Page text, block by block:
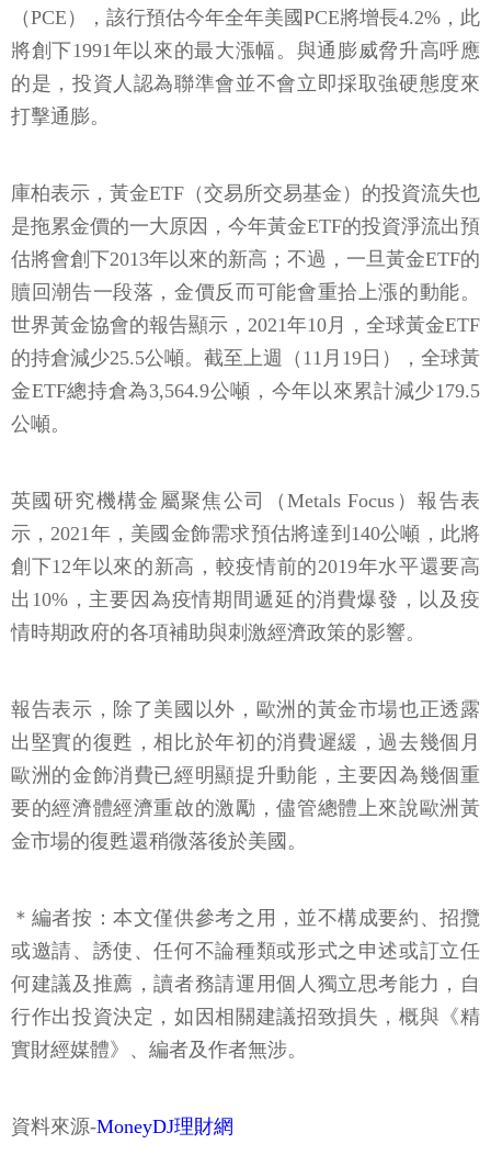
（PCE），該行預估今年全年美國PCE將增長4.2%，此
將創下1991年以來的最大漲幅。與通膨威脅升高呼應
的是，投資人認為聯準會並不會立即採取強硬態度來
打擊通膨。
庫柏表示，黃金ETF（交易所交易基金）的投資流失也
是拖累金價的一大原因，今年黃金ETF的投資淨流出預
估將會創下2013年以來的新高；不過，一旦黃金ETF的
贖回潮告一段落，金價反而可能會重拾上漲的動能。
世界黃金協會的報告顯示，2021年10月，全球黃金ETF
的持倉減少25.5公噸。截至上週（11月19日），全球黃
金ETF總持倉為3,564.9公噸，今年以來累計減少179.5
公噸。
英國研究機構金屬聚焦公司（Metals Focus）報告表
示，2021年，美國金飾需求預估將達到140公噸，此將
創下12年以來的新高，較疫情前的2019年水平還要高
出10%，主要因為疫情期間遞延的消費爆發，以及疫
情時期政府的各項補助與刺激經濟政策的影響。
報告表示，除了美國以外，歐洲的黃金市場也正透露
出堅實的復甦，相比於年初的消費遲緩，過去幾個月
歐洲的金飾消費已經明顯提升動能，主要因為幾個重
要的經濟體經濟重啟的激勵，儘管總體上來說歐洲黃
金市場的復甦還稍微落後於美國。
＊編者按：本文僅供參考之用，並不構成要約、招攬
或邀請、誘使、任何不論種類或形式之申述或訂立任
何建議及推薦，讀者務請運用個人獨立思考能力，自
行作出投資決定，如因相關建議招致損失，概與《精
實財經媒體》、編者及作者無涉。
資料來源-MoneyDJ理財網